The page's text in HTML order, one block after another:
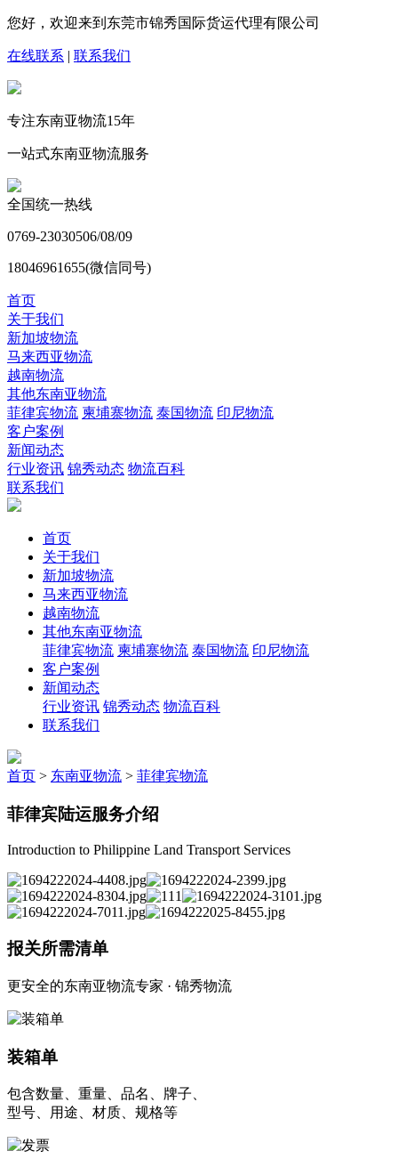
您好，欢迎来到东莞市锦秀国际货运代理有限公司
在线联系 | 联系我们
专注东南亚物流15年
一站式东南亚物流服务
全国统一热线
0769-23030506/08/09
18046961655(微信同号)
首页
关于我们
新加坡物流
马来西亚物流
越南物流
其他东南亚物流
菲律宾物流 柬埔寨物流 泰国物流 印尼物流
客户案例
新闻动态
行业资讯 锦秀动态 物流百科
联系我们
首页
关于我们
新加坡物流
马来西亚物流
越南物流
其他东南亚物流
菲律宾物流 柬埔寨物流 泰国物流 印尼物流
客户案例
新闻动态
行业资讯 锦秀动态 物流百科
联系我们
首页 > 东南亚物流 > 菲律宾物流
菲律宾陆运服务介绍
Introduction to Philippine Land Transport Services
报关所需清单
更安全的东南亚物流专家 · 锦秀物流
装箱单
包含数量、重量、品名、牌子、
型号、用途、材质、规格等